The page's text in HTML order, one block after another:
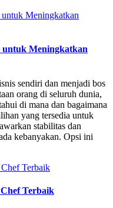
untuk Meningkatkan
sendiri dan menjadi bos
orang di seluruh dunia,
di mana dan bagaimana
yang tersedia untuk
stabilitas dan
kebanyakan. Opsi ini
Terbaik